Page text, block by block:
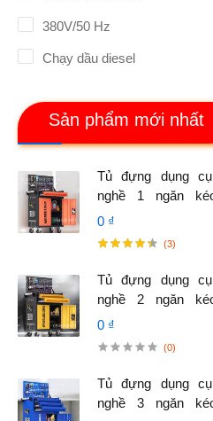
380V/50 Hz
Chạy dầu diesel
Sản phẩm mới nhất
Tủ đựng dụng
nghề 1 ngăn
cánh, có vách
dụng cụ.
0 ₫
(3)
Tủ đựng dụng
nghề 2 ngăn
cánh, có vách
0 ₫
(0)
Tủ đựng dụng
nghề 3 ngăn